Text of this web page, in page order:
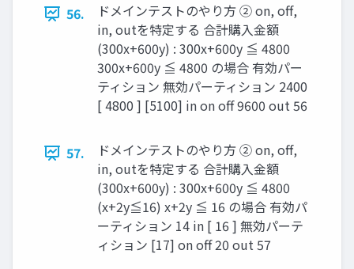
56.
ドメインテストのやり方 ② on, oﬀ,
in, outを特定する 合計購入金額
(300x+600y) : 300x+600y ≦ 4800
300x+600y ≦ 4800 の場合 有効パー
ティション 無効パーティション 2400
[ 4800 ] [5100] in on oﬀ 9600 out 56
57.
ドメインテストのやり方 ② on, oﬀ,
in, outを特定する 合計購入金額
(300x+600y) : 300x+600y ≦ 4800
(x+2y≦16) x+2y ≦ 16 の場合 有効パ
ーティション 14 in [ 16 ] 無効パーテ
ィション [17] on oﬀ 20 out 57